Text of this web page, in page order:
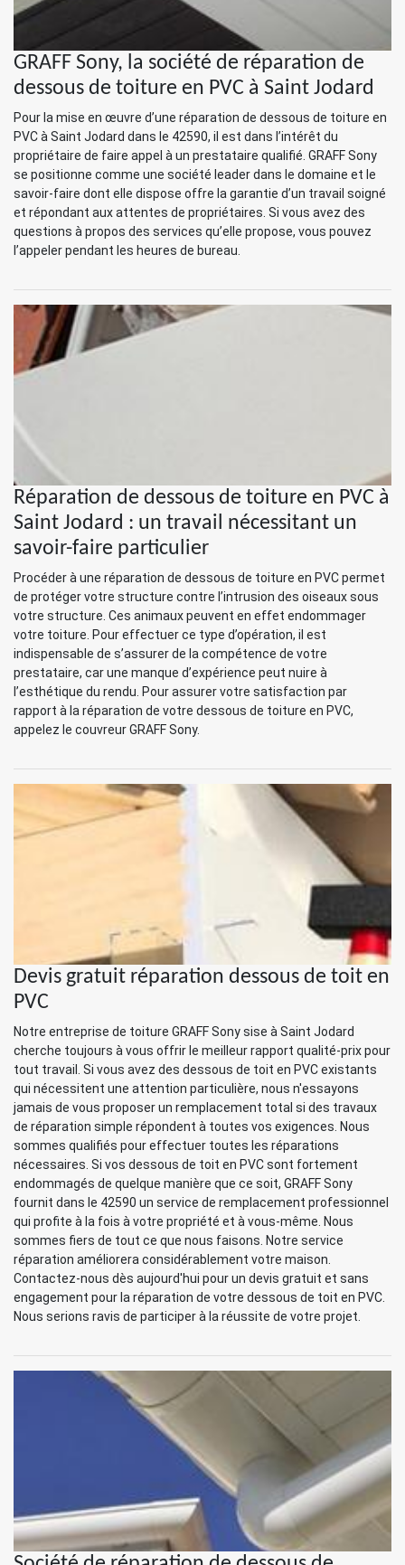
GRAFF Sony, la société de réparation de
dessous de toiture en PVC à Saint Jodard
Pour la mise en œuvre d’une réparation de dessous de toiture en
PVC à Saint Jodard dans le 42590, il est dans l’intérêt du
propriétaire de faire appel à un prestataire qualifié. GRAFF Sony
se positionne comme une société leader dans le domaine et le
savoir-faire dont elle dispose offre la garantie d’un travail soigné
et répondant aux attentes de propriétaires. Si vous avez des
questions à propos des services qu’elle propose, vous pouvez
l’appeler pendant les heures de bureau.
Réparation de dessous de toiture en PVC à
Saint Jodard : un travail nécessitant un
savoir-faire particulier
Procéder à une réparation de dessous de toiture en PVC permet
de protéger votre structure contre l’intrusion des oiseaux sous
votre structure. Ces animaux peuvent en effet endommager
votre toiture. Pour effectuer ce type d’opération, il est
indispensable de s’assurer de la compétence de votre
prestataire, car une manque d’expérience peut nuire à
l’esthétique du rendu. Pour assurer votre satisfaction par
rapport à la réparation de votre dessous de toiture en PVC,
appelez le couvreur GRAFF Sony.
Devis gratuit réparation dessous de toit en
PVC
Notre entreprise de toiture GRAFF Sony sise à Saint Jodard
cherche toujours à vous offrir le meilleur rapport qualité-prix pour
tout travail. Si vous avez des dessous de toit en PVC existants
qui nécessitent une attention particulière, nous n'essayons
jamais de vous proposer un remplacement total si des travaux
de réparation simple répondent à toutes vos exigences. Nous
sommes qualifiés pour effectuer toutes les réparations
nécessaires. Si vos dessous de toit en PVC sont fortement
endommagés de quelque manière que ce soit, GRAFF Sony
fournit dans le 42590 un service de remplacement professionnel
qui profite à la fois à votre propriété et à vous-même. Nous
sommes fiers de tout ce que nous faisons. Notre service
réparation améliorera considérablement votre maison.
Contactez-nous dès aujourd'hui pour un devis gratuit et sans
engagement pour la réparation de votre dessous de toit en PVC.
Nous serions ravis de participer à la réussite de votre projet.